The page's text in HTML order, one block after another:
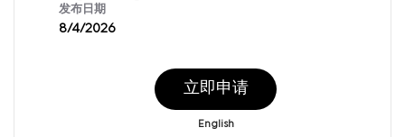
发布日期
8/4/2026
立即申请
English